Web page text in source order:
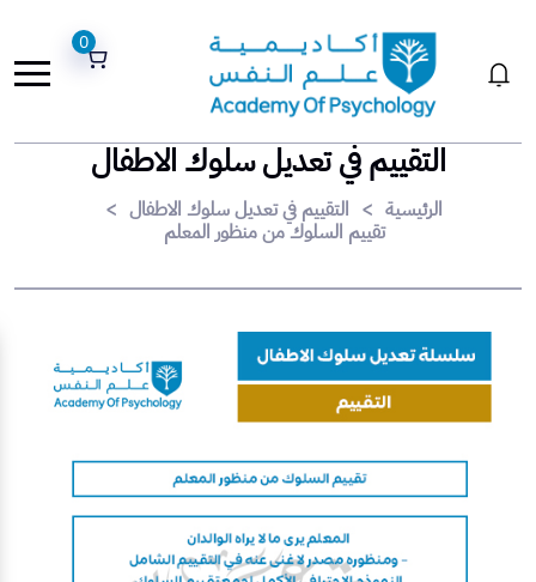
0
التقييم في تعديل سلوك الاطفال
الرئيسية > التقييم في تعديل سلوك الاطفال >
تقييم السلوك من منظور المعلم